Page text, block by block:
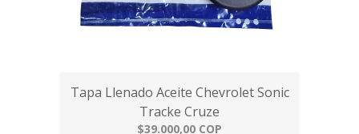
Tapa Llenado Aceite Chevrolet Sonic
Tracke Cruze
$39.000,00 COP